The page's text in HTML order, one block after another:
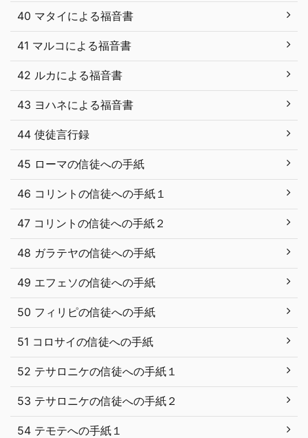
40 マタイによる福音書
41 マルコによる福音書
42 ルカによる福音書
43 ヨハネによる福音書
44 使徒言行録
45 ローマの信徒への手紙
46 コリントの信徒への手紙１
47 コリントの信徒への手紙２
48 ガラテヤの信徒への手紙
49 エフェソの信徒への手紙
50 フィリピの信徒への手紙
51 コロサイの信徒への手紙
52 テサロニケの信徒への手紙１
53 テサロニケの信徒への手紙２
54 テモテへの手紙１